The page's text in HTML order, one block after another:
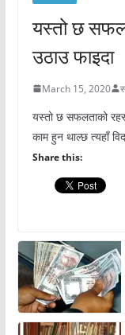
यस्तो छ
उठाउ फाइदा
March 15, 2020
यस्तो छ सफलताको
काम हुन थाल्छ त्यहाँ
Share this: